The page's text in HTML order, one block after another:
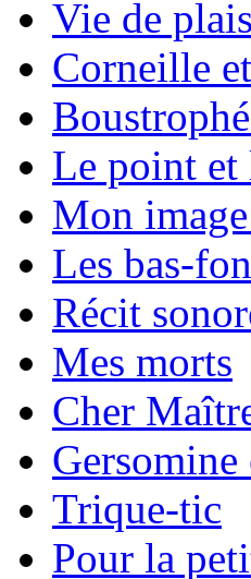
Vie de
Corneille
Le point et
Mon
Les bas-
Récit
Mes morts
Cher
Trique-tic
Pour la